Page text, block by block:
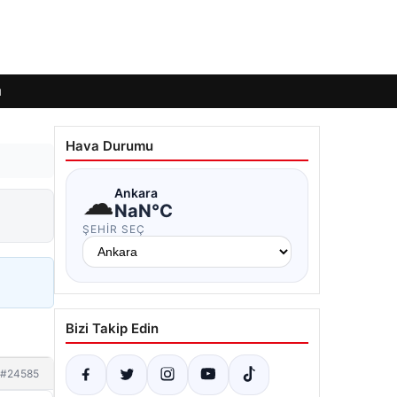
#24585
Hava Durumu
☁Ankara
NaN°C
ŞEHIR SEÇ
Bizi Takip Edin